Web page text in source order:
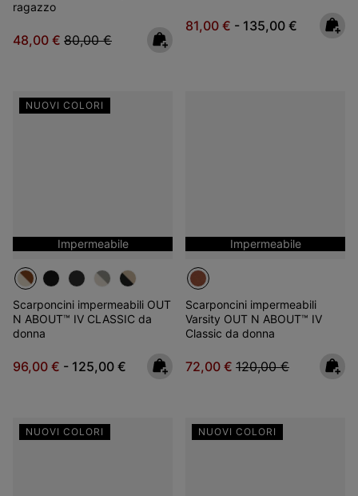
ragazzo
Sale price:
48,00 € Regular price:
80,00 €
Minimum sale price:
81,00 € - Maximum price:
135,00 €
NUOVI COLORI
Impermeabile
Scarponcini impermeabili OUT
N ABOUT™ IV CLASSIC da
donna
Minimum sale price:
96,00 € - Maximum price:
125,00 €
Impermeabile
Scarponcini impermeabili
Varsity OUT N ABOUT™ IV
Classic da donna
Sale price:
72,00 € Regular price:
120,00 €
NUOVI COLORI NUOVI COLORI